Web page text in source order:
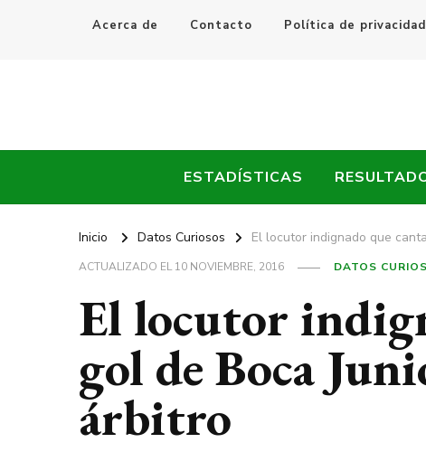
Acerca de Contacto Política de privacidad
Every Fútbol
ESTADÍSTICAS
Inicio Datos Curiosos El locutor indignado que
ACTUALIZADO EL10 NOVIEMBRE, 2016 DATOS
El locutor
gol de Boca
árbitro